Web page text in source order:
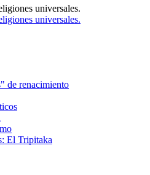
universales.
universales.
de renacimiento
El Tripitaka